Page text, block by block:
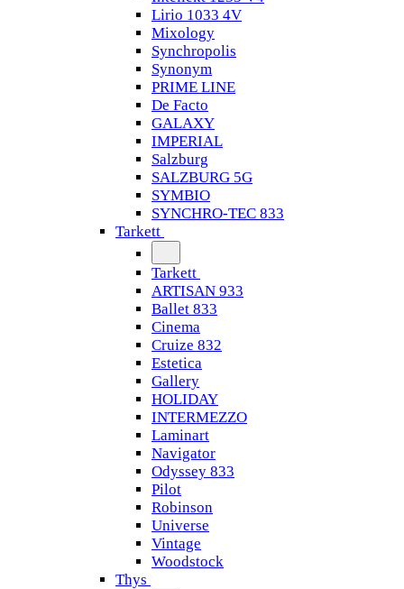
Lirio 1033 4V
Mixology
Synchropolis
Synonym
PRIME LINE
De Facto
GALAXY
IMPERIAL
Salzburg
SALZBURG 5G
SYMBIO
SYNCHRO-TEC 833
Tarkett
Tarkett
ARTISAN 933
Ballet 833
Cinema
Cruize 832
Estetica
Gallery
HOLIDAY
INTERMEZZO
Laminart
Navigator
Odyssey 833
Pilot
Robinson
Universe
Vintage
Woodstock
Thys